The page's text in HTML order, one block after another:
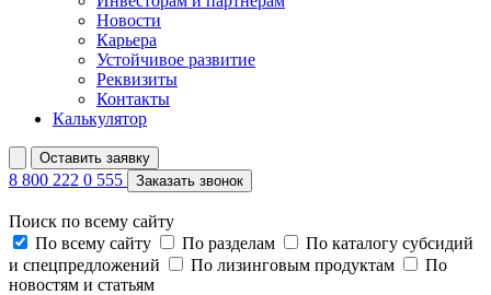
Новости
Карьера
Устойчивое развитие
Реквизиты
Контакты
Калькулятор
Оставить заявку
8 800 222 0 555 Заказать звонок
Поиск по всему сайту
По всему сайту
По разделам
По каталогу субсидий
и спецпредложений
По лизинговым продуктам
По
новостям и статьям